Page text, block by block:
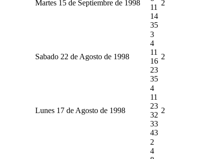
Martes 15 de Septiembre de 1998
11
14
35
2
Sabado 22 de Agosto de 1998
3
4
11
16
23
35
2
Lunes 17 de Agosto de 1998
4
11
23
32
33
43
2
2
4